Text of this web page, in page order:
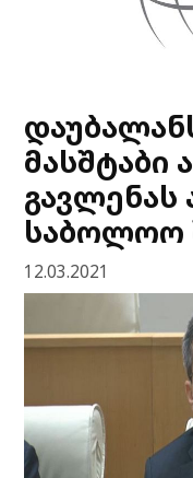
მასშტაბი
გავლენას
საბოლოო
12.03.2021